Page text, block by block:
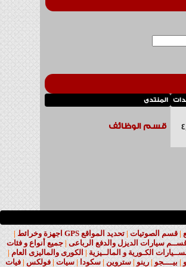
المنتدى
قسم الوظائف
|قسم الصوتيات |تحديد المواقع GPS اجهزة وخرائط
|
سيارات الديزل والدفع الرباعى |جميع أنواع و فئات
الكـورية و المالــيزية | الكورى والماليزى العام |
|بيــــجو |رينو |ستروين |سكودا |سيات |فولكس |فيات